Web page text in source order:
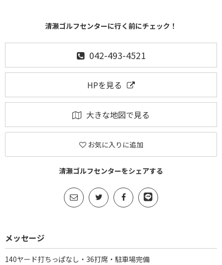
清瀬ゴルフセンターに行く前にチェック！
042-493-4521
HPを見る
大きな地図で見る
お気に入りに追加
清瀬ゴルフセンターをシェアする
メッセージ
140ヤード打ちっぱなし・36打席・駐車場完備